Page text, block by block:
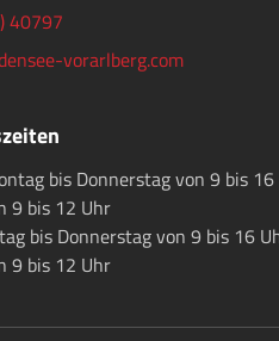
40797
vorarlberg.com
bis Donnerstag von 9 bis
9 bis 12 Uhr
bis Donnerstag von 9 bis 16
9 bis 12 Uhr